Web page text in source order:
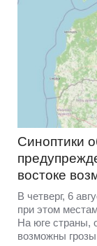
Синоптики
востоке
В четверг, 6
при этом
На юге страны,
возможны